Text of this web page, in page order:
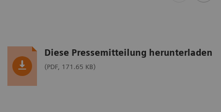
Diese Pressemitteilung herunterladen
(PDF, 171.65 KB)